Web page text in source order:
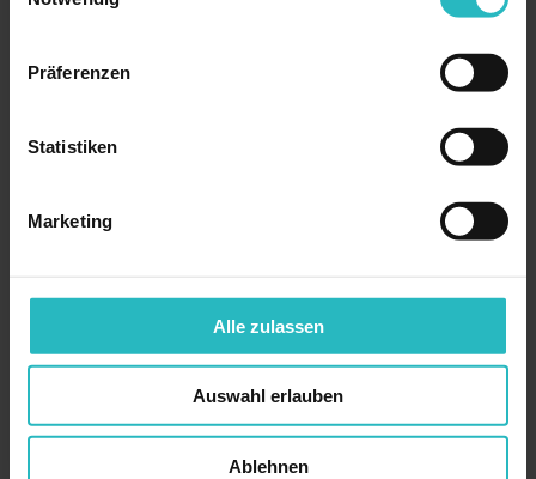
Präferenzen
Statistiken
Marketing
Alle zulassen
Auswahl erlauben
Ablehnen
Narben und
Die beiden mit
sind die
dlung und die